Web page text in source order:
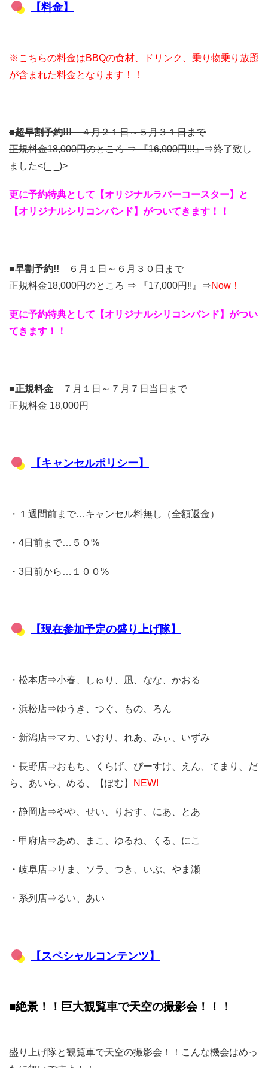
【料金】
※こちらの料金はBBQの食材、ドリンク、乗り物乗り放題
が含まれた料金となります！！
■超早割予約!!!４月２１日～５月３１日まで
正規料金18,000円のところ ⇒ 『16,000円!!!』⇒終了致し
ました<(_ _)>
更に予約特典として【オリジナルラバーコースター】と
【オリジナルシリコンバンド】がついてきます！！
■早割予約!! ６月１日～６月３０日まで
正規料金18,000円のところ ⇒ 『17,000円!!』⇒Now！
更に予約特典として【オリジナルシリコンバンド】がつい
てきます！！
■正規料金 ７月１日～７月７日当日まで
正規料金 18,000円
【キャンセルポリシー】
・１週間前まで…キャンセル料無し（全額返金）
・4日前まで…５０%
・3日前から…１００%
【現在参加予定の盛り上げ隊】
・松本店⇒小春、しゅり、凪、なな、かおる
・浜松店⇒ゆうき、つぐ、もの、ろん
・新潟店⇒マカ、いおり、れあ、みぃ、いずみ
・長野店⇒おもち、くらげ、ぴーすけ、えん、てまり、だ
ら、あいら、める、【ぽむ】
NEW!
・静岡店⇒やや、せい、りおす、にあ、とあ
・甲府店⇒あめ、まこ、ゆるね、くる、にこ
・岐阜店⇒りま、ソラ、つき、いぶ、やま瀬
・系列店⇒るい、あい
【スペシャルコンテンツ】
■絶景！！巨大観覧車で天空の撮影会！！！
盛り上げ隊と観覧車で天空の撮影会！！こんな機会はめっ